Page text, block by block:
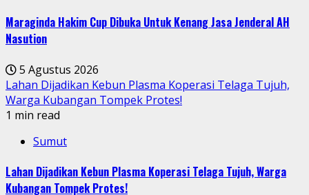
Maraginda Hakim Cup Dibuka Untuk Kenang Jasa Jenderal AH
Nasution
5 Agustus 2026
Lahan Dijadikan Kebun Plasma Koperasi Telaga Tujuh,
Warga Kubangan Tompek Protes!
1 min read
Sumut
Lahan Dijadikan Kebun Plasma Koperasi Telaga Tujuh, Warga
Kubangan Tompek Protes!